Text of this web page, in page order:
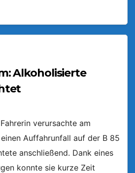
Alkoholisierte
verursachte am
Auffahrunfall auf der B 85
anschließend. Dank eines
konnte sie kurze Zeit